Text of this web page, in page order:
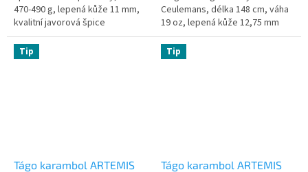
470-490 g, lepená kůže 11 mm,
kvalitní javorová špice
Ceulemans, délka 148 cm, váha
19 oz, lepená kůže 12,75 mm
Tip
Tágo karambol ARTEMIS
Tip
Tágo karambol ARTEMIS